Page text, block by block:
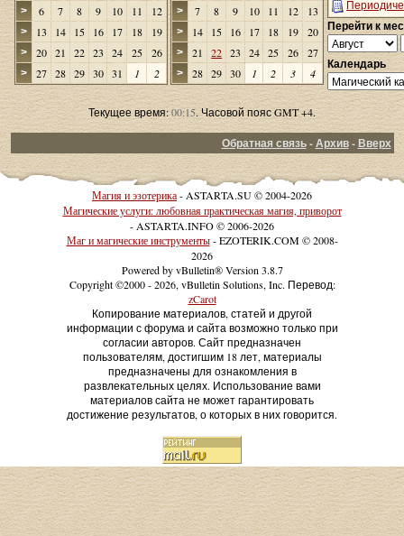
> 6 7 8 9 10 11 12
> 13 14 15 16 17 18 19
> 20 21 22 23 24 25 26
> 27 28 29 30 31 1 2
> 7 8 9 10 11 12 13
> 14 15 16 17 18 19 20
> 21 22 23 24 25 26 27
> 28 29 30 1 2 3 4
Перейти к
Календарь
Текущее время:00:15. Часовой пояс GMT +4.
Обратная связь-Архив-Вверх
Магия и эзотерика- ASTARTA.SU © 2004-2026
Магические услуги: любовная практическая магия, приворот
- ASTARTA.INFO © 2006-2026
Маг и магические инструменты- EZOTERIK.COM © 2008-
2026
Powered by vBulletin® Version 3.8.7
Copyright ©2000 - 2026, vBulletin Solutions, Inc. Перевод:
zCarot
Копирование материалов, статей и другой
информации с форума и сайта возможно только при
согласии авторов. Сайт предназначен
пользователям, достигшим 18 лет, материалы
предназначены для ознакомления в
развлекательных целях. Использование вами
материалов сайта не может гарантировать
достижение результатов, о которых в них говорится.